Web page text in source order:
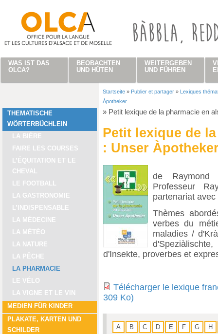
THEMATISCHE
WÖRTERBÜCHLEIN
LA BIÈRE
FAIRE LES COURSES
L’ÉQUITATION ET LE
CHEVAL
LE FOOTBALL
LA GASTRONOMIE
L’INDISPENSABLE
LA MÉDECINE
LA MÉTÉO
LA NATURE
LA PÊCHE
LA PHARMACIE
LE VÉLO
LA VIGNE ET LE VIN
MEDIEN FÜR KINDER
PLAKATE, KARTEN UND
SCHILDER
Sie sind hier
Startseite » Publier et partager » Lexiques
Àpotheker
» Petit lexique de la pharmacie en
Petit lexique de
: Unser
de
Professeur
partenariat
Thèmes
verbes du
maladies /
d'Insekte, proverbes et
Télécharger le lexique
309 Ko)
A B C D E F G
H
WAS IST DAS
OLCA?
BEOBACHTEN
UND HÜTEN
WEITERGEBEN
UND FÜHREN